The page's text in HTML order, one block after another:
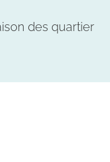
des quartier